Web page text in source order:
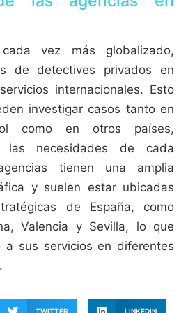
vez más globalizado,
de detectives privados en
internacionales. Esto
investigar casos tanto en
como en otros países,
las necesidades de cada
tienen una amplia
y suelen estar ubicadas
de España, como
Valencia y Sevilla, lo que
a sus servicios en diferentes
TWITTER LINKEDIN